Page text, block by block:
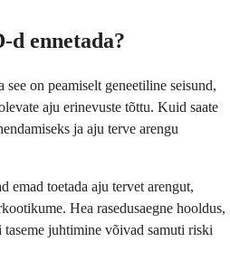
d ennetada?
on peamiselt geneetiline seisund,
aju erinevuste tõttu. Kuid saate
ja aju terve arengu
emad toetada aju tervet arengut,
Hea rasedusaegne hooldus,
juhtimine võivad samuti riski